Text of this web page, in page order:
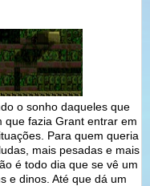
o sonho daqueles que
que fazia Grant entrar em
Para quem queria
mais pesadas e mais
é todo dia que se vê um
e dinos. Até que dá um